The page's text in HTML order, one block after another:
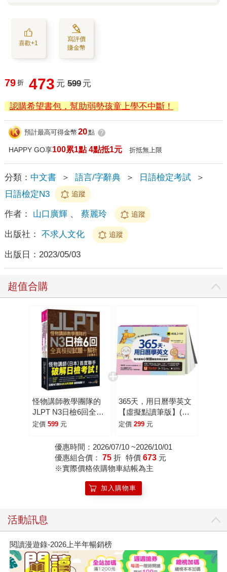
喜歡+1
寫評價
賺金幣
79 折 473 元 599 元
認購希望書包，幫助弱勢孩童上學不中斷！
預計最高可得金幣 20點 ?
HAPPY GO享100累1點 4點抵1元 折抵無上限
分類： 中文書 ＞ 語言/字辭典 ＞ 日語檢定考試
＞
日語檢定N3
追蹤
作者： 山口廣輝、 蔡麗玲 追蹤
出版社： 不求人文化 追蹤
出版日： 2023/05/03
超值合購
怪物講師教學團隊的
JLPT N3日檢6回全真
模擬試題＋解析(2書＋
VRP虛擬點讀筆＋防
水書套)
定價 599 元
365天，用日曆學英文
【虛擬點讀筆版】(附
「Youtor App」內含
定價 299 元
優惠時間：2026/07/10 ~2026/10/01
優惠組合價： 75 折 特價 673 元
※實際價格依購物車結帳為主
加入購物車
活動訊息
閱讀漫遊錄-2026上半年暢銷榜